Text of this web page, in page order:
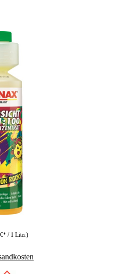
/ 1 Liter)